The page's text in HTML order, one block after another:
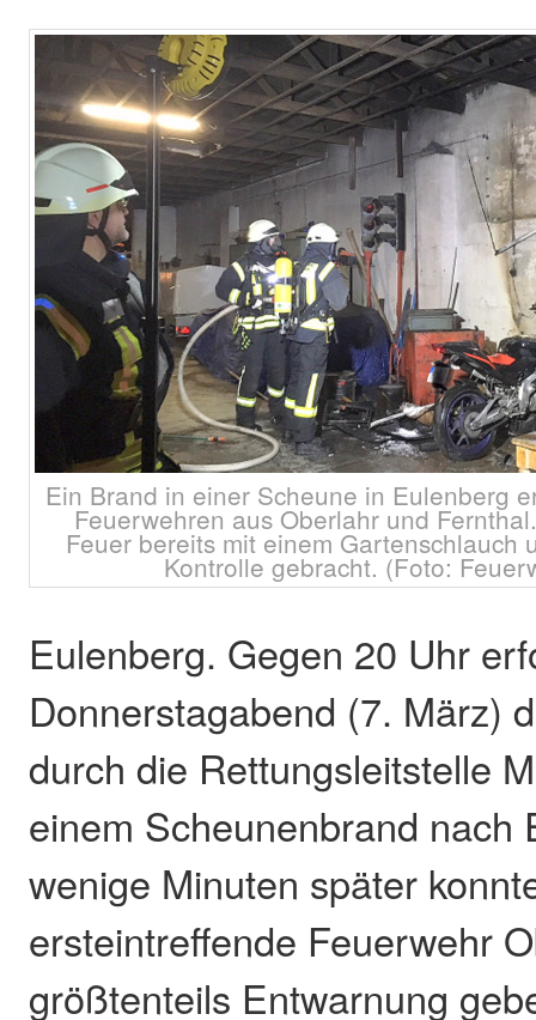
Ein Brand in einer Scheune in Eulenberg
Feuerwehren aus Oberlahr und
Feuer bereits mit einem Gartenschlauch
Kontrolle gebracht. (Foto:
Eulenberg. Gegen 20 Uhr
Donnerstagabend (7. März)
durch die Rettungsleitstelle
einem Scheunenbrand nach
wenige Minuten später
ersteintreffende Feuerwehr
größtenteils Entwarnung